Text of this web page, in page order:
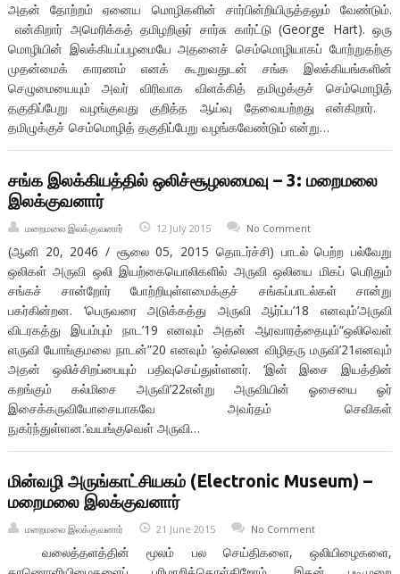
அதன் தோற்றம் ஏனைய மொழிகளின் சார்பின்றியிருத்தலும் வேண்டும்.
என்கிறார் அமெரிக்கத் தமிழறிஞர் சார்சு கார்ட்டு (George Hart). ஒரு
மொழியின் இலக்கியப்பழமையே அதனைச் செம்மொழியாகப் போற்றுதற்கு
முதன்மைக் காரணம் எனக் கூறுவதுடன் சங்க இலக்கியங்களின்
செழுமையையும் அவர் விரிவாக விளக்கித் தமிழுக்குச் செம்மொழித்
தகுதிப்பேறு வழங்குவது குறித்த ஆய்வு தேவையற்றது என்கிறார்.
தமிழுக்குச் செம்மொழித் தகுதிப்பேறு வழங்கவேண்டும் என்று…
சங்க இலக்கியத்தில் ஒலிச்சூழலமைவு – 3: மறைமலை
இலக்குவனார்
மறைமலை இலக்குவனார் 12 July 2015 No Comment
(ஆனி 20, 2046 / சூலை 05, 2015 தொடர்ச்சி) பாடல் பெற்ற பல்வேறு
ஒலிகள் அருவி ஒலி இயற்கையொலிகளில் அருவி ஒலியை மிகப் பெரிதும்
சங்கச் சான்றோர் போற்றியுள்ளமைக்குச் சங்கப்பாடல்கள் சான்று
பகர்கின்றன. ‘பெருவரை அடுக்கத்து அருவி ஆர்ப்ப’18 எனவும்‘அருவி
விடரகத்து இயம்பும் நாட’19 எனவும் அதன் ஆரவாரத்தையும்“ஒலிவெள்
ளருவி யோங்குமலை நாடன்”20 எனவும் ‘ஒல்லென விழிதரு மருவி’21எனவும்
அதன் ஒலிச்சிறப்பையும் பதிவுசெய்துள்ளனர். ‘இன் இசை இயத்தின்
கறங்கும் கல்மிசை அருவி’22என்று அருவியின் ஓசையை ஓர்
இசைக்கருவியோசையாகவே அவர்தம் செவிகள்
நுகர்ந்துள்ளன.’வயங்குவெள் அருவி…
மின்வழி அருங்காட்சியகம் (Electronic Museum) –
மறைமலை இலக்குவனார்
மறைமலை இலக்குவனார் 21 June 2015 No Comment
வலைத்தளத்தின் மூலம் பல செய்திகளை, ஒலியிழைகளை,